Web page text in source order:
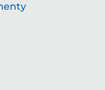
námi do